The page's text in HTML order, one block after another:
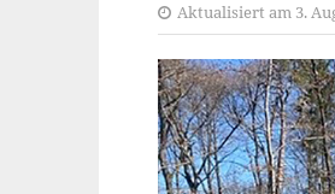
Aktualisiert am 3.